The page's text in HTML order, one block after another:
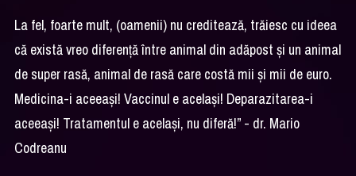
La fel, foarte mult, (oamenii) nu creditează, trăiesc cu ideea
că există vreo diferență între animal din adăpost și un animal
de super rasă, animal de rasă care costă mii și mii de euro.
Medicina-i aceeași! Vaccinul e același! Deparazitarea-i
aceeași! Tratamentul e același, nu diferă!” - dr. Mario
Codreanu